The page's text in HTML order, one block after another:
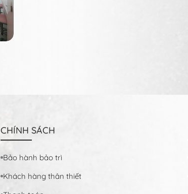
CHÍNH SÁCH
Bảo hành bảo trì
Khách hàng thân thiết